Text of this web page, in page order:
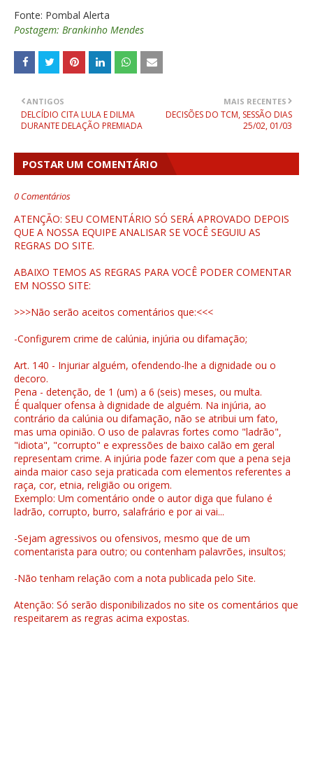
Fonte: Pombal Alerta
Postagem: Brankinho Mendes
MAIS RECENTES
DECISÕES DO TCM, SESSÃO DIAS
25/02, 01/03
ANTIGOS
DELCÍDIO CITA LULA E DILMA
DURANTE DELAÇÃO PREMIADA
POSTAR UM COMENTÁRIO
0 Comentários
ATENÇÃO: SEU COMENTÁRIO SÓ SERÁ APROVADO DEPOIS
QUE A NOSSA EQUIPE ANALISAR SE VOCÊ SEGUIU AS
REGRAS DO SITE.
ABAIXO TEMOS AS REGRAS PARA VOCÊ PODER COMENTAR
EM NOSSO SITE:
>>>Não serão aceitos comentários que:<<<
-Configurem crime de calúnia, injúria ou difamação;
Art. 140 - Injuriar alguém, ofendendo-lhe a dignidade ou o
decoro.
Pena - detenção, de 1 (um) a 6 (seis) meses, ou multa.
É qualquer ofensa à dignidade de alguém. Na injúria, ao
contrário da calúnia ou difamação, não se atribui um fato,
mas uma opinião. O uso de palavras fortes como "ladrão",
"idiota", "corrupto" e expressões de baixo calão em geral
representam crime. A injúria pode fazer com que a pena seja
ainda maior caso seja praticada com elementos referentes a
raça, cor, etnia, religião ou origem.
Exemplo: Um comentário onde o autor diga que fulano é
ladrão, corrupto, burro, salafrário e por ai vai...
-Sejam agressivos ou ofensivos, mesmo que de um
comentarista para outro; ou contenham palavrões, insultos;
-Não tenham relação com a nota publicada pelo Site.
Atenção: Só serão disponibilizados no site os comentários que
respeitarem as regras acima expostas.